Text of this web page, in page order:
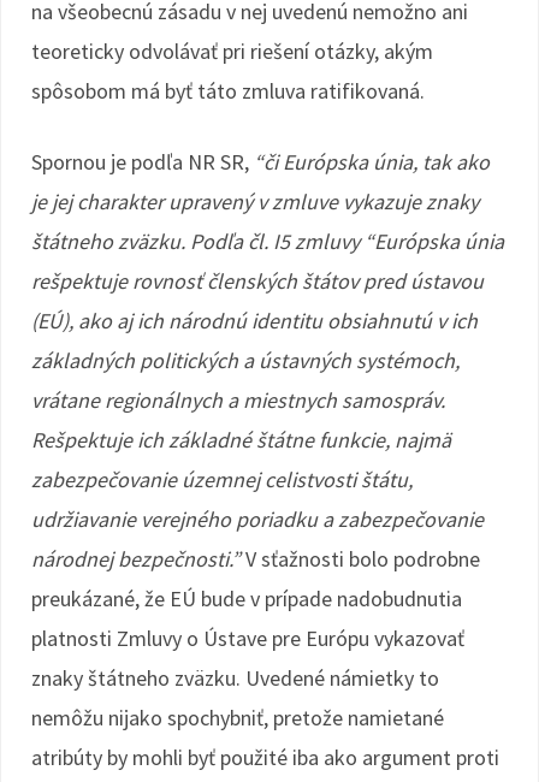
na všeobecnú zásadu v nej uvedenú nemožno ani
teoreticky odvolávať pri riešení otázky, akým
spôsobom má byť táto zmluva ratifikovaná.
Spornou je podľa NR SR, “či Európska únia, tak ako
je jej charakter upravený v zmluve vykazuje znaky
štátneho zväzku. Podľa čl. I5 zmluvy “Európska únia
rešpektuje rovnosť členských štátov pred ústavou
(EÚ), ako aj ich národnú identitu obsiahnutú v ich
základných politických a ústavných systémoch,
vrátane regionálnych a miestnych samospráv.
Rešpektuje ich základné štátne funkcie, najmä
zabezpečovanie územnej celistvosti štátu,
udržiavanie verejného poriadku a zabezpečovanie
národnej bezpečnosti.”V sťažnosti bolo podrobne
preukázané, že EÚ bude v prípade nadobudnutia
platnosti Zmluvy o Ústave pre Európu vykazovať
znaky štátneho zväzku. Uvedené námietky to
nemôžu nijako spochybniť, pretože namietané
atribúty by mohli byť použité iba ako argument proti